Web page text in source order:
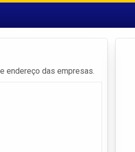
endereço das empresas.